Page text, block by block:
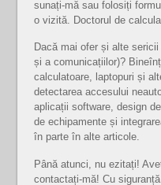
sunați-mă sau folosiți
o vizită. Doctorul de
Dacă mai ofer și alte
și a comunicațiilor)?
calculatoare, laptopuri și
detectarea accesului
aplicații software, design
de echipamente și
în parte în alte articole.
Până atunci, nu ezitați!
contactați-mă! Cu